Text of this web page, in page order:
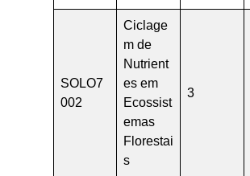
SOLO7
002
Ciclage
m de
Nutrient
es em
Ecossist
emas
Florestai
s
3